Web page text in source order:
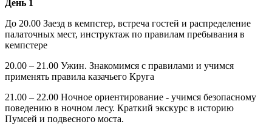
День 1
До 20.00 Заезд в кемпстер, встреча гостей и распределение
палаточных мест, инструктаж по правилам пребывания в
кемпстере
20.00 – 21.00 Ужин. Знакомимся с правилами и учимся
применять правила казачьего Круга
21.00 – 22.00 Ночное ориентирование - учимся безопасному
поведению в ночном лесу. Краткий экскурс в историю
Пумсей и подвесного моста.